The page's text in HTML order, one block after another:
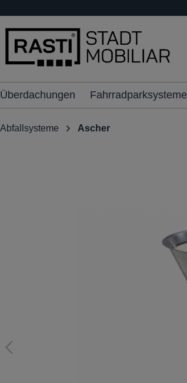
springen
Überdachungen Fahrradparksysteme
Abfallsysteme Ascher